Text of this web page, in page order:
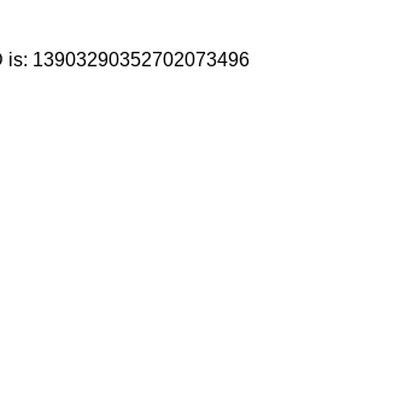
is: 13903290352702073496